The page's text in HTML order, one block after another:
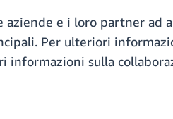
aziende e i loro partner
Per ulteriori
informazioni sulla